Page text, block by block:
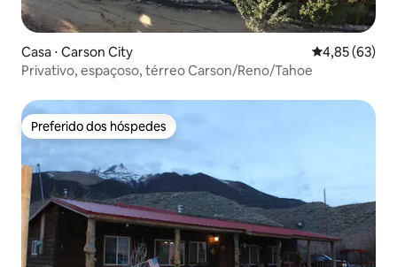
Casa ⋅ Carson City 4,85 de uma
4,85 (63)
Privativo, espaçoso, térreo Carson/Reno/Tahoe
Preferido dos hóspedes
Preferido dos hóspedes